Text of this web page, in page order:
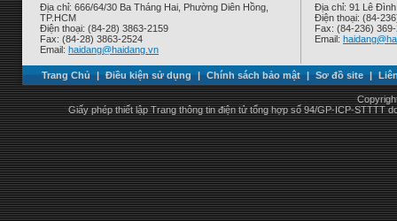
Địa chỉ: 666/64/30 Ba Tháng Hai, Phường Diên Hồng,
TP.HCM
Điện thoại: (84-28) 3863-2159
Fax: (84-28) 3863-2524
Email: haidang@haidang.vn
Địa chỉ: 91 Lê
Điện thoại: (84-
Fax: (84-236)
Email:
Trang Chủ | Điều kiện sử dụng | Chính sách bảo mật | Sơ đồ site |
Giấy phép thiết lập Trang thông tin điện tử tổng hợp số 94/GP-ICP-STTTT